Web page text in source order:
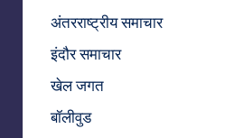
अंतरराष्ट्रीय समाचार
इंदौर समाचार
खेल जगत
बॉलीवुड